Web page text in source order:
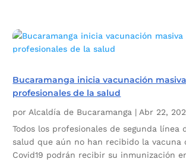
Bucaramanga inicia vacunación
profesionales de la salud
por Alcaldía de Bucaramanga | Abr 22,
Todos los profesionales de segunda línea
salud que aún no han recibido la vacuna
Covid19 podrán recibir su inmunización